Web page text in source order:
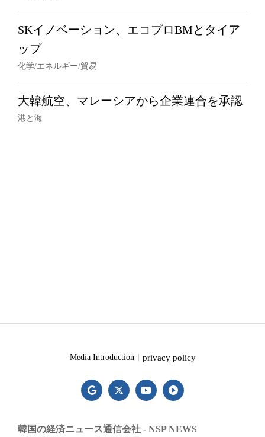
SKイノベーション、エコプロBMとタイア
ップ
化学/エネルギー/貿易
大韓航空、マレーシアから企業連合を承認
港と海
Media Introduction privacy policy
韓国の経済ニュース通信会社 - NSP NEWS